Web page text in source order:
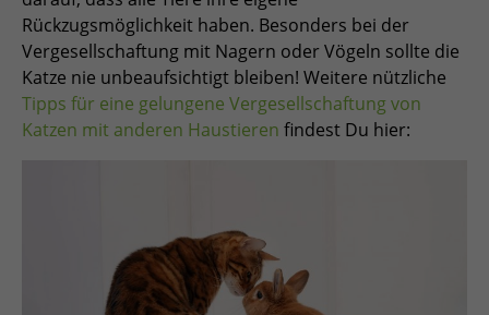
Rückzugsmöglichkeit haben. Besonders bei der
Vergesellschaftung mit Nagern oder Vögeln sollte die
Katze nie unbeaufsichtigt bleiben! Weitere nützliche
Tipps für eine gelungene Vergesellschaftung von
Katzen mit anderen Haustieren findest Du hier: